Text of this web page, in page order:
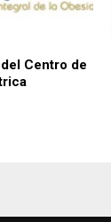
Centro de